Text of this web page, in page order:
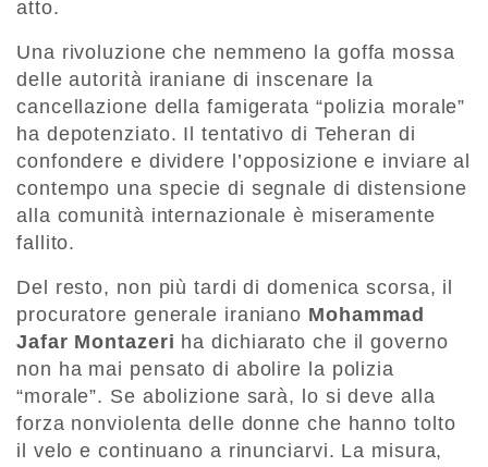
atto.
Una rivoluzione che nemmeno la goffa mossa
delle autorità iraniane di inscenare la
cancellazione della famigerata “polizia morale”
ha depotenziato. Il tentativo di Teheran di
confondere e dividere l’opposizione e inviare al
contempo una specie di segnale di distensione
alla comunità internazionale è miseramente
fallito.
Del resto, non più tardi di domenica scorsa, il
procuratore generale iraniano Mohammad
Jafar Montazeri ha dichiarato che il governo
non ha mai pensato di abolire la polizia
“morale”. Se abolizione sarà, lo si deve alla
forza nonviolenta delle donne che hanno tolto
il velo e continuano a rinunciarvi. La misura,